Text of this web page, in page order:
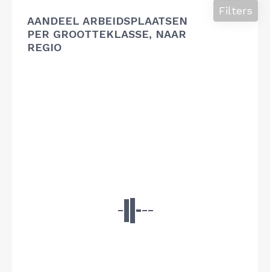
AANDEEL ARBEIDSPLAATSEN
PER GROOTTEKLASSE, NAAR
REGIO
Filters